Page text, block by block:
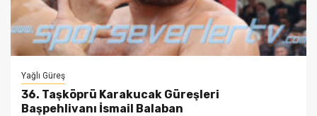
Yağlı Güreş
36. Taşköprü Karakucak Güreşleri
Başpehlivanı İsmail Balaban